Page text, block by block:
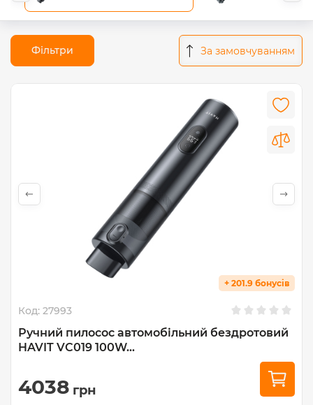
За замовчуванням
Фільтри
+ 201.9 бонусів
Код: 27993
Ручний пилосос автомобільний бездротовий
HAVIT VC019 100W...
4038 грн